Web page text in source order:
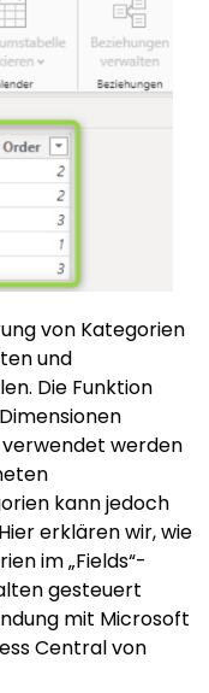
von Kategorien
und
Die Funktion
verwendet werden
kann jedoch
erklären wir, wie
im „Fields“-
gesteuert
mit Microsoft
Central von